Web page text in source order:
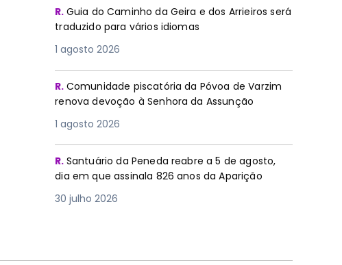
R. Guia do Caminho da Geira e dos Arrieiros será
traduzido para vários idiomas
1 agosto 2026
R. Comunidade piscatória da Póvoa de Varzim
renova devoção à Senhora da Assunção
1 agosto 2026
R. Santuário da Peneda reabre a 5 de agosto,
dia em que assinala 826 anos da Aparição
30 julho 2026